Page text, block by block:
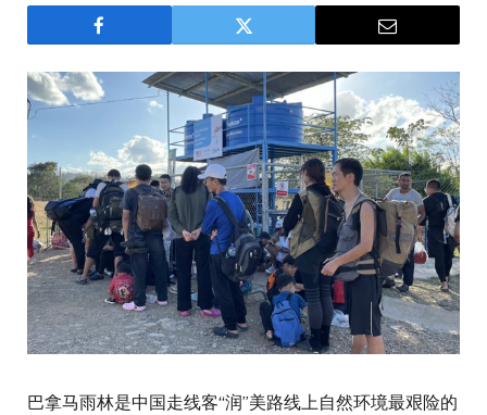
巴拿马雨林是中国走线客“润”美路线上自然环境最艰险的